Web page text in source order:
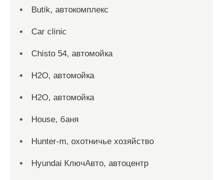
Butik, автокомплекс
Car clinic
Chisto 54, автомойка
H2O, автомойка
H2O, автомойка
House, баня
Hunter-m, охотничье хозяйство
Hyundai КлючАвто, автоцентр